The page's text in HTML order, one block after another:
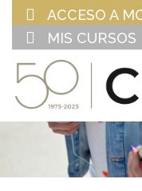
ACCESO A
MIS CURSOS